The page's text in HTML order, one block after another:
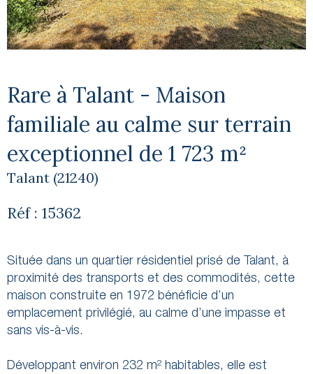
Rare à Talant - Maison
familiale au calme sur terrain
exceptionnel de 1 723 m²
Talant (21240)
Réf : 15362
Située dans un quartier résidentiel prisé de Talant, à
proximité des transports et des commodités, cette
maison construite en 1972 bénéficie d’un
emplacement privilégié, au calme d’une impasse et
sans vis-à-vis.
Développant environ 232 m² habitables, elle est